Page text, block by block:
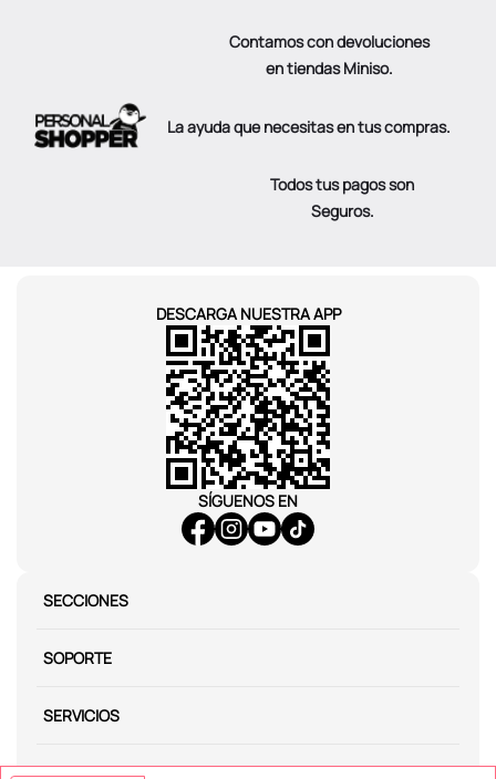
Contamos con devoluciones
en tiendas Miniso.
La ayuda que necesitas en tus compras.
Todos tus pagos son
Seguros.
DESCARGA NUESTRA APP
SÍGUENOS EN
SECCIONES
SOPORTE
SERVICIOS
NOSOTROS